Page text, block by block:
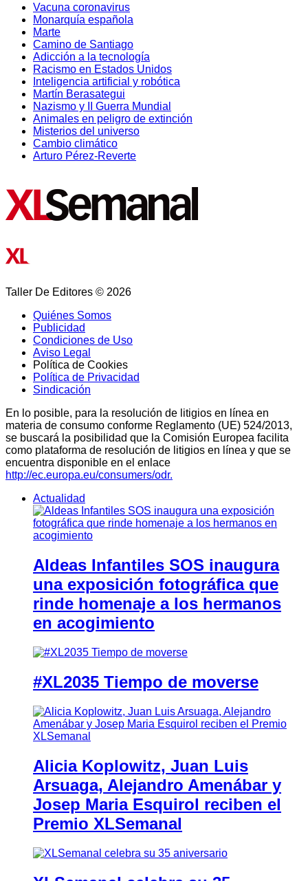
Vacuna coronavirus
Monarquía española
Marte
Camino de Santiago
Adicción a la tecnología
Racismo en Estados Unidos
Inteligencia artificial y robótica
Martín Berasategui
Nazismo y II Guerra Mundial
Animales en peligro de extinción
Misterios del universo
Cambio climático
Arturo Pérez-Reverte
Taller De Editores © 2026
Quiénes Somos
Publicidad
Condiciones de Uso
Aviso Legal
Política de Cookies
Política de Privacidad
Sindicación
En lo posible, para la resolución de litigios en línea en
materia de consumo conforme Reglamento (UE) 524/2013,
se buscará la posibilidad que la Comisión Europea facilita
como plataforma de resolución de litigios en línea y que se
encuentra disponible en el enlace
http://ec.europa.eu/consumers/odr.
Actualidad
Aldeas Infantiles SOS inaugura
una exposición fotográfica que
rinde homenaje a los hermanos
en acogimiento
#XL2035 Tiempo de moverse
Alicia Koplowitz, Juan Luis
Arsuaga, Alejandro Amenábar y
Josep Maria Esquirol reciben el
Premio XLSemanal